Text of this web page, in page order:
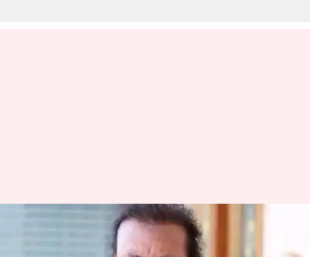
Mohan Babu: నటుడు మోహన్ బాబు
ఇంట్లో రూ.10 లక్షలు మాయం